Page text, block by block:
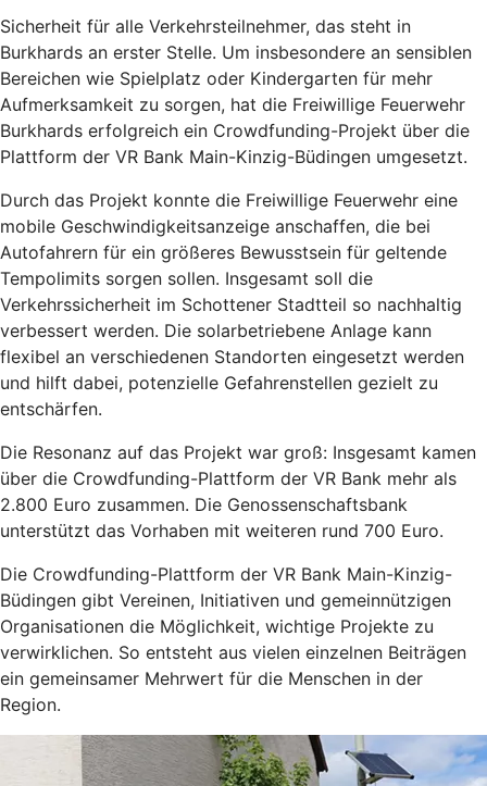
Sicherheit für alle Verkehrsteilnehmer, das steht in
Burkhards an erster Stelle. Um insbesondere an sensiblen
Bereichen wie Spielplatz oder Kindergarten für mehr
Aufmerksamkeit zu sorgen, hat die Freiwillige Feuerwehr
Burkhards erfolgreich ein Crowdfunding-Projekt über die
Plattform der VR Bank Main-Kinzig-Büdingen umgesetzt.
Durch das Projekt konnte die Freiwillige Feuerwehr eine
mobile Geschwindigkeitsanzeige anschaffen, die bei
Autofahrern für ein größeres Bewusstsein für geltende
Tempolimits sorgen sollen. Insgesamt soll die
Verkehrssicherheit im Schottener Stadtteil so nachhaltig
verbessert werden. Die solarbetriebene Anlage kann
flexibel an verschiedenen Standorten eingesetzt werden
und hilft dabei, potenzielle Gefahrenstellen gezielt zu
entschärfen.
Die Resonanz auf das Projekt war groß: Insgesamt kamen
über die Crowdfunding-Plattform der VR Bank mehr als
2.800 Euro zusammen. Die Genossenschaftsbank
unterstützt das Vorhaben mit weiteren rund 700 Euro.
Die Crowdfunding-Plattform der VR Bank Main-Kinzig-
Büdingen gibt Vereinen, Initiativen und gemeinnützigen
Organisationen die Möglichkeit, wichtige Projekte zu
verwirklichen. So entsteht aus vielen einzelnen Beiträgen
ein gemeinsamer Mehrwert für die Menschen in der
Region.